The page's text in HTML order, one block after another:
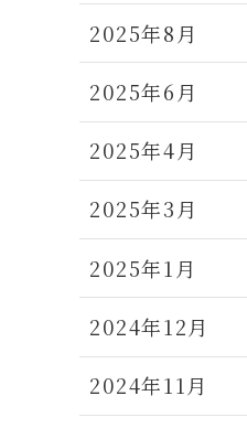
2025年8月
2025年6月
2025年4月
2025年3月
2025年1月
2024年12月
2024年11月